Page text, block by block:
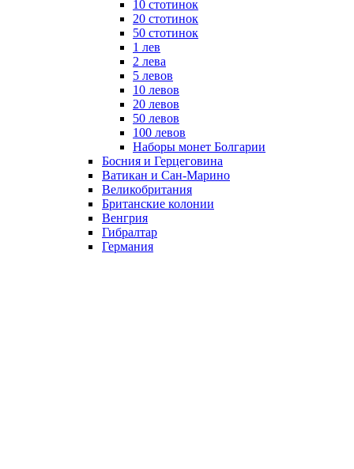
10 стотинок
20 стотинок
50 стотинок
1 лев
2 лева
5 левов
10 левов
20 левов
50 левов
100 левов
Наборы монет Болгарии
Босния и Герцеговина
Ватикан и Сан-Марино
Великобритания
Британские колонии
Венгрия
Гибралтар
Германия